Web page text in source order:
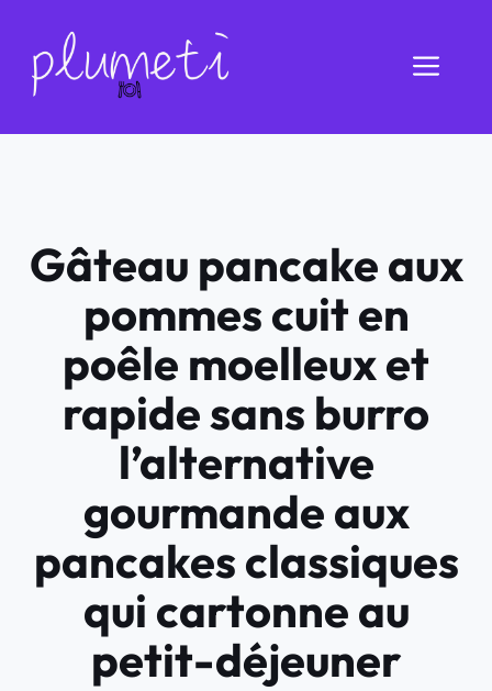
contenu
Gâteau pancake aux
pommes cuit en
poêle moelleux et
rapide sans burro
l’alternative
gourmande aux
pancakes classiques
qui cartonne au
petit-déjeuner